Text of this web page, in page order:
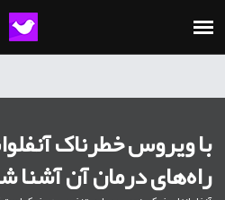
راه‌های درمان آن آشنا